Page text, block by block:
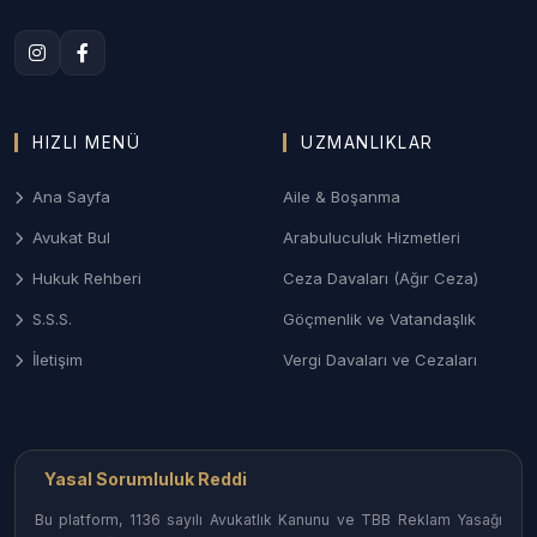
yaralama (iş kazası odaklı) ve ticari suçlarda
desteği.
tapu iptal-tescil davaları ve ticari alacakların tahsili
için yürütülen icra takipleri.
Bilecik’in her noktasındaki uzman hukukçulara
HIZLI MENÜ
Ana Sayfa
Avukat Bul
Hukuk Rehberi
S.S.S.
İletişim
UZMANLIKLAR
Aile & Boşanma
Arabuluculuk Hizmetleri
Ceza Davaları (Ağır Ceza)
Göçmenlik ve Vatandaşlık
Vergi Davaları ve Cezaları
Yasal Sorumluluk Reddi
Bu platform, 1136 sayılı Avukatlık Kanunu ve TBB Reklam Yasağı